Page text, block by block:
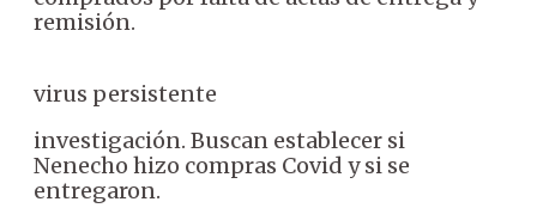
remisión.
virus persistente
investigación. Buscan establecer si
Nenecho hizo compras Covid y si se
entregaron.